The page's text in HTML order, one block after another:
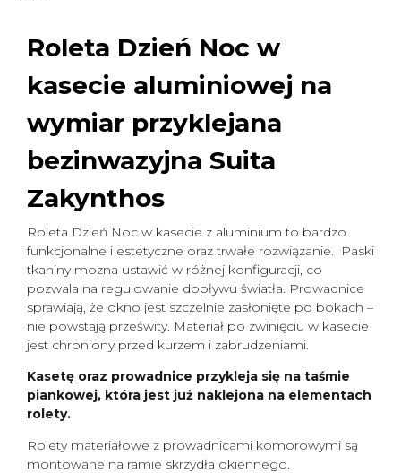
Roleta Dzień Noc w
kasecie aluminiowej na
wymiar przyklejana
bezinwazyjna Suita
Zakynthos
Roleta Dzień Noc w kasecie z aluminium to bardzo
funkcjonalne i estetyczne oraz trwałe rozwiązanie. Paski
tkaniny mozna ustawić w różnej konfiguracji, co
pozwala na regulowanie dopływu światła. Prowadnice
sprawiają, że okno jest szczelnie zasłonięte po bokach –
nie powstają prześwity. Materiał po zwinięciu w kasecie
jest chroniony przed kurzem i zabrudzeniami.
Kasetę oraz prowadnice przykleja się na taśmie
piankowej, która jest już naklejona na elementach
rolety.
Rolety materiałowe z prowadnicami komorowymi są
montowane na ramie skrzydła okiennego.